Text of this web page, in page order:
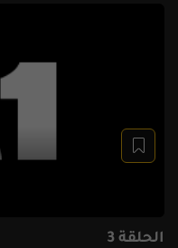
الحلقة 3